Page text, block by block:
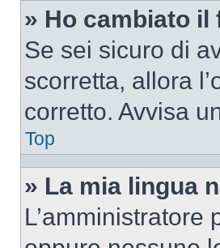
» Ho cambiato il
Se sei sicuro di
scorretta, allora
corretto. Avvisa
Top
» La mia lingua